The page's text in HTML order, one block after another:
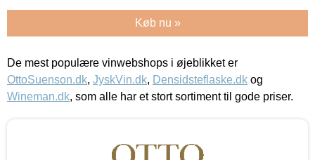
Køb nu »
De mest populære vinwebshops i øjeblikket er
OttoSuenson.dk, JyskVin.dk, Densidsteflaske.dk og
Wineman.dk, som alle har et stort sortiment til gode priser.